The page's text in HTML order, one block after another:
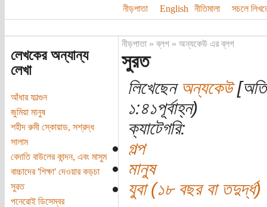
নীড়পাতা
English নীতিমালা সচলে
লেখকের অন্যান্য
লেখা
আঁধার ফাল্গুন
জুমিয়া মানুষ
শহীদ রুমী স্কোয়াড, সশ্রদ্ধ
সালাম
বেদাতি বাউলের কান্দন, এবং মাসুম
বাচ্চাদের 'শিক্ষা' দেওয়ার কড়চা
সুরত
পনেরোই ডিসেম্বর
নীড়পাতা»ব্লগ» অন্যকেউ এর ব্লগ
সুরত
লিখেছেন অন্যকেউ
১:৪১পূর্বাহ্ন)
ক্যাটেগরি:
গল্প
মানুষ
যুবা (১৮ বছর বা তদুর্দ্ধ)